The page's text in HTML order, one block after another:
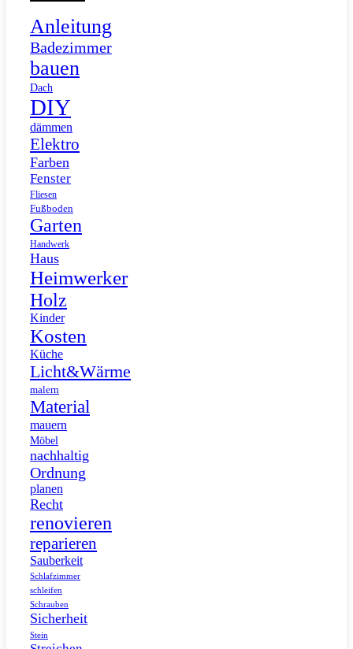
Anleitung
Badezimmer
bauen
Dach
DIY
dämmen
Elektro
Farben
Fenster
Fliesen
Fußboden
Garten
Handwerk
Haus
Heimwerker
Holz
Kinder
Kosten
Küche
Licht&Wärme
malern
Material
mauern
Möbel
nachhaltig
Ordnung
planen
Recht
renovieren
reparieren
Sauberkeit
Schlafzimmer
schleifen
Schrauben
Sicherheit
Stein